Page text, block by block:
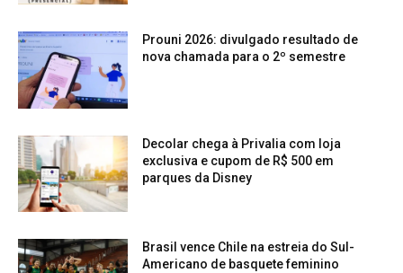
Prouni 2026: divulgado resultado de
nova chamada para o 2º semestre
Decolar chega à Privalia com loja
exclusiva e cupom de R$ 500 em
parques da Disney
Brasil vence Chile na estreia do Sul-
Americano de basquete feminino